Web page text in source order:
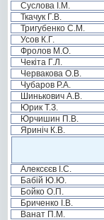
Суслова І.М.
Ткачук Г.В.
Тригубенко С.М.
Усов К.Г.
Фролов М.О.
Чекіта Г.Л.
Червакова О.В.
Чубаров Р.А.
Шинькович А.В.
Юрик Т.З.
Юрчишин П.В.
Яриніч К.В.
Алексєєв І.С.
Бабій Ю.Ю.
Бойко О.П.
Бриченко І.В.
Ванат П.М.